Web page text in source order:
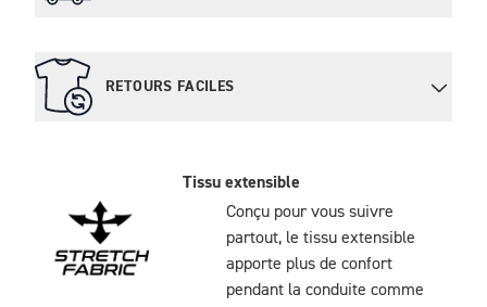
RETOURS FACILES
Tissu extensible
Conçu pour vous suivre
partout, le tissu extensible
apporte plus de confort
pendant la conduite comme